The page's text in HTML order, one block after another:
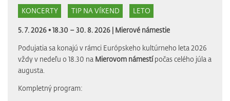
KONCERTY TIP NA VÍKEND LETO
5. 7. 2026 • 18.30 – 30. 8. 2026 | Mierové námestie
Podujatia sa konajú v rámci Európskeho kultúrneho leta 2026
vždy v nedeľu o 18.30 na Mierovom námestípočas celého júla a
augusta.
Kompletný program: